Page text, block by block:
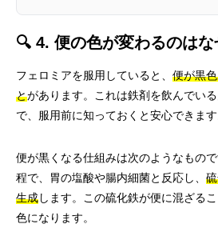
🔍 4. 便の色が変わるのはな
フェロミアを服用していると、 便が黒
とがあります。これは鉄剤を飲んでい
で、服用前に知っておくと安心できます
便が黒くなる仕組みは次のようなもの
程で、胃の塩酸や腸内細菌と反応し、
生成します。この硫化鉄が便に混ざる
色になります。